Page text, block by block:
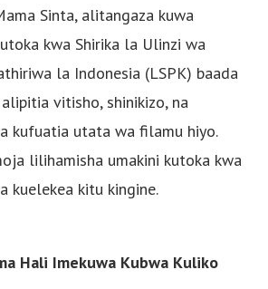
Sinta, alitangaza kuwa
kwa Shirika la Ulinzi wa
la Indonesia (LSPK) baada
vitisho, shinikizo, na
kufuatia utata wa filamu hiyo.
lilihamisha umakini kutoka kwa
kuelekea kitu kingine.
Hali Imekuwa Kubwa Kuliko